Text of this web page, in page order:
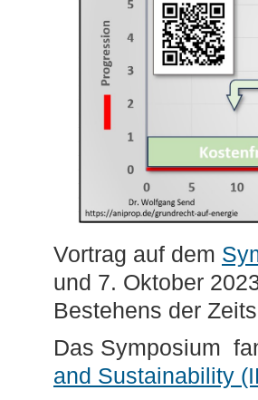
Vortrag auf dem
und 7. Oktober
Bestehens der
Das Symposium
and Sustainability